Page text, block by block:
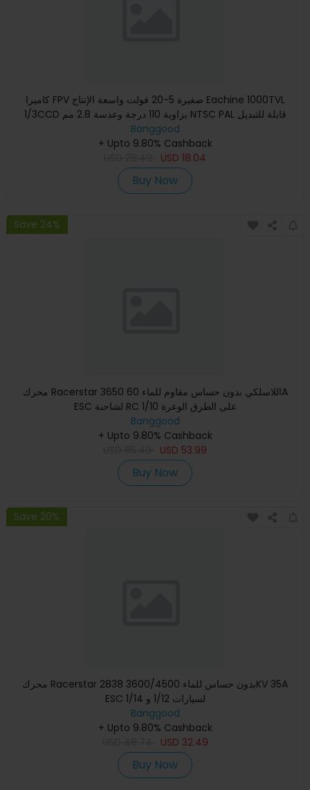
كاميرا FPV صغيرة 5-20 فولت واسعة الإنتاج Eachine 1000TVL
1/3CCD بزاوية 110 درجة وعدسة 2.8 مم NTSC PAL قابلة للتبديل
Banggood
+ Upto 9.80% Cashback
USD 18.04
Buy Now
Save 24%
محرك Racerstar 3650 اللاسلكي بدون حساس مقاوم للماء 60A
ESC لشاحنة RC 1/10 على الطرق الوعرة
Banggood
+ Upto 9.80% Cashback
USD 53.99
Buy Now
Save 20%
محرك Racerstar 2838 بدون حساس للماء 3600/4500KV 35A
ESC لسيارات 1/12 و 1/14
Banggood
+ Upto 9.80% Cashback
USD 32.49
Buy Now